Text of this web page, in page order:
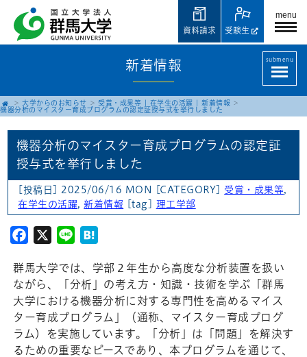
menu
受験生
資料請求
新着情報 submenu
大学からのお知らせ 受賞・成果等 在学生の活躍
新着情報
機器分析のマイスター育成プログラムの認定証授与式を挙行しました
機器分析のマイスター育成プログラムの認定証
授与式を挙行しました
[投稿日] 2025/06/16 MON [CATEGORY] 受賞・成果等,
在学生の活躍,新着情報 [tag] 理工学部
Facebook
X Line
群馬大学では、学部２年生から高度な分析装置を扱い
ながら、「分析」の考え方・知識・技術を学ぶ「群馬
大学における機器分析に対する専門性を高めるマイス
ター育成プログラム」（通称、マイスター育成プログ
ラム）を実施しています。「分析」は「問題」を解決す
るための重要なピースであり、本プログラムを通じて、